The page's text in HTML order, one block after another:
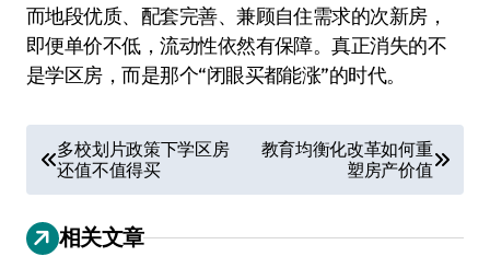
而地段优质、配套完善、兼顾自住需求的次新房，
即便单价不低，流动性依然有保障。真正消失的不
是学区房，而是那个“闭眼买都能涨”的时代。
章
导
航
多校划片政策下学区房
还值不值得买
教育均衡化改革如何重
塑房产价值
相关文章